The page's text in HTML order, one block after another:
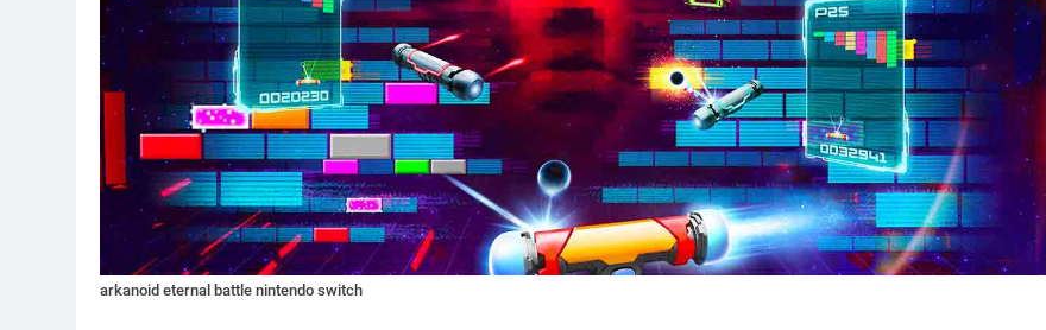
arkanoid eternal battle nintendo switch